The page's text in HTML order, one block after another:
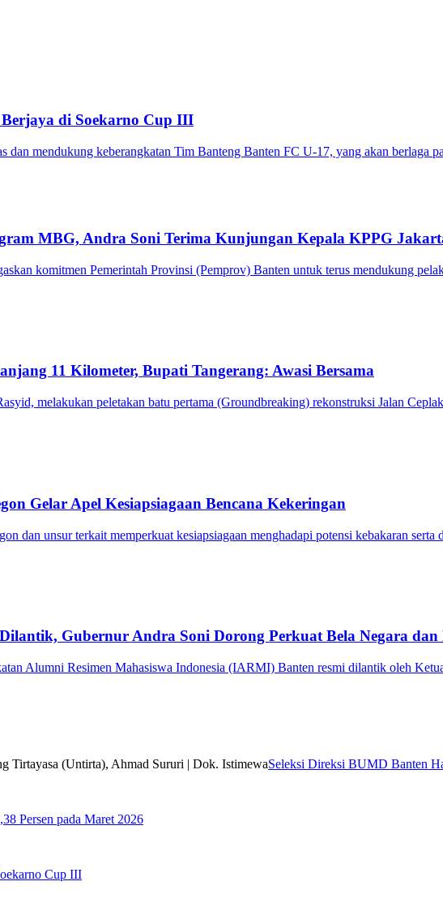
di Soekarno Cup III
dan mendukung keberangkatan Tim Banteng Banten FC U-17, yang akan berlaga
MBG, Andra Soni Terima Kunjungan Kepala KPPG
komitmen Pemerintah Provinsi (Pemprov) Banten untuk terus mendukung
11 Kilometer, Bupati Tangerang: Awasi Bersama
melakukan peletakan batu pertama (Groundbreaking) rekonstruksi Jalan
Gelar Apel Kesiapsiagaan Bencana Kekeringan
dan unsur terkait memperkuat kesiapsiagaan menghadapi potensi kebakaran
Gubernur Andra Soni Dorong Perkuat Bela Negara dan
Alumni Resimen Mahasiswa Indonesia (IARMI) Banten resmi dilantik oleh
Seleksi Direksi BUMD Banten
Persen pada Maret 2026
Cup III